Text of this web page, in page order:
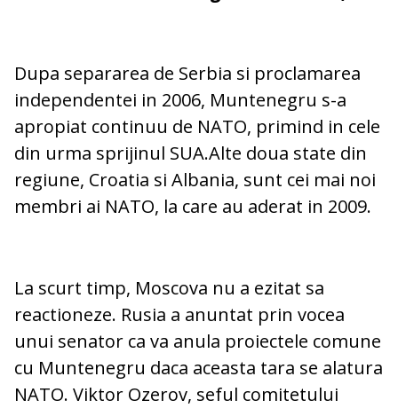
Dupa separarea de Serbia si proclamarea
independentei in 2006, Muntenegru s-a
apropiat continuu de NATO, primind in cele
din urma sprijinul SUA.Alte doua state din
regiune, Croatia si Albania, sunt cei mai noi
membri ai NATO, la care au aderat in 2009.
La scurt timp, Moscova nu a ezitat sa
reactioneze. Rusia a anuntat prin vocea
unui senator ca va anula proiectele comune
cu Muntenegru daca aceasta tara se alatura
NATO. Viktor Ozerov, seful comitetului